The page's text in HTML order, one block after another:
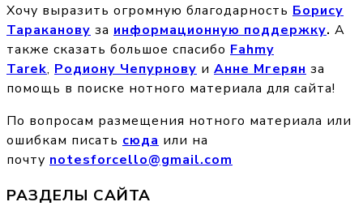
Хочу выразить огромную благодарность Борису
Тараканову за информационную поддержку. А
также сказать большое спасибо Fahmy
Tarek, Родиону Чепурнову и Анне Мгерян за
помощь в поиске нотного материала для сайта!
По вопросам размещения нотного материала или
ошибкам писать сюда или на
почту notesforcello@gmail.com
РАЗДЕЛЫ САЙТА